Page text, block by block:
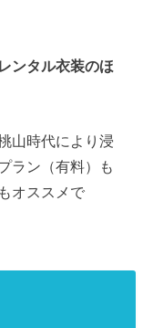
ンタル衣装のほ
山時代により浸
ラン（有料）も
オススメで